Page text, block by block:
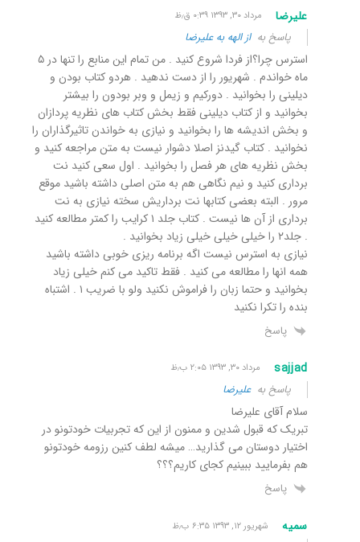
علیرضا مرداد ۳۰, ۱۳۹۳ ۰:۳۹ ق٫ظ
پاسخ بهاز الهه به علیرضا
استرس چرا؟از فردا شروع کنید . من تمام این منابع را تنها در ۵
ماه خواندم . شهریور را از دست ندهید . هردو کتاب بودن و
دیلینی را بخوانید . دورکیم و زیمل و وبر بودون را بیشتر
بخوانید و از کتاب دیلینی فقط بخش کتاب های نظریه پردازان
و بخش اندیشه ها را بخوانید و نیازی به خواندن تاثیرگذاران را
نخوانید . کتاب گیدنز اصلا دشوار نیست به متن مراجعه کنید و
بخش نظریه های هر فصل را بخوانید . اول سعی کنید نت
برداری کنید و نیم نگاهی هم به متن اصلی داشته باشید موقع
مرور . البته بعضی کتابها نت برداریش سخته نیازی به نت
برداری از آن ها نیست . کتاب جلد ۱ کرایب را کمتر مطالعه کنید
. جلد۲ را خیلی خیلی خیلی زیاد بخوانید .
نیازی به استرس نیست اگه برنامه ریزی خوبی داشته باشید
همه انها را مطالعه می کنید . فقط تاکید می کنم خیلی زیاد
بخوانید و حتما زبان را فراموش نکنید ولو با ضریب ۱ . اشتباه
بنده را تکرا نکنید
پاسخ
sajjad مرداد ۳۰, ۱۳۹۳ ۲:۰۵ ب٫ظ
پاسخ بهعلیرضا
سلام آقای علیرضا
تبریک که قبول شدین و ممنون از این که تجربیات خودتونو در
اختیار دوستان می گذارید… میشه لطف کنین رزومه خودتونو
هم بفرمایید ببینیم کجای کاریم؟؟؟
پاسخ
سمیه شهریور ۱۲, ۱۳۹۳ ۶:۳۵ ب٫ظ